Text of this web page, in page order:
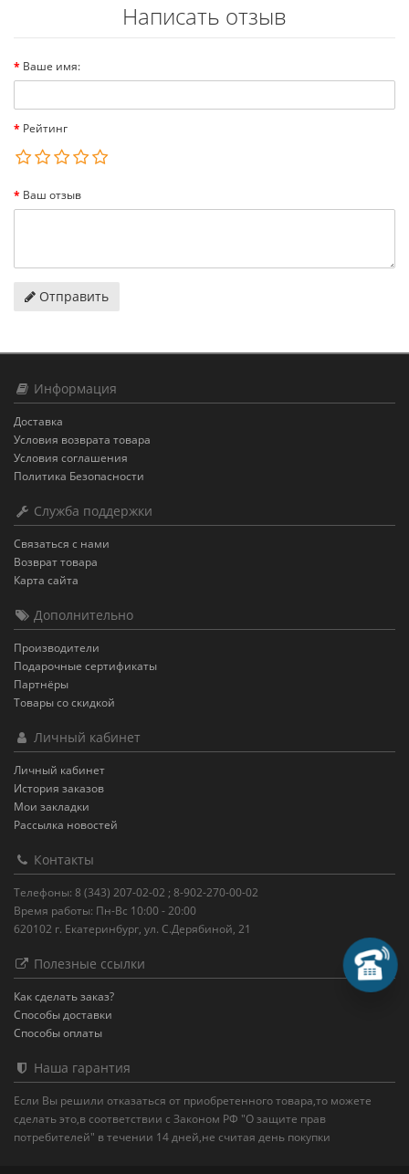
Написать отзыв
Ваше имя:
Рейтинг
Ваш отзыв
Отправить
Информация
Доставка
Условия возврата товара
Условия соглашения
Политика Безопасности
Служба поддержки
Связаться с нами
Возврат товара
Карта сайта
Дополнительно
Производители
Подарочные сертификаты
Партнёры
Товары со скидкой
Личный кабинет
Личный кабинет
История заказов
Мои закладки
Рассылка новостей
Контакты
Телефоны: 8 (343) 207-02-02 ; 8-902-270-00-02
Время работы: Пн-Вс 10:00 - 20:00
620102 г. Екатеринбург, ул. С.Дерябиной, 21
Полезные ссылки
Как сделать заказ?
Способы доставки
Способы оплаты
Наша гарантия
Если Вы решили отказаться от приобретенного товара,то можете
сделать это,в соответствии с Законом РФ "О защите прав
потребителей" в течении 14 дней,не считая день покупки